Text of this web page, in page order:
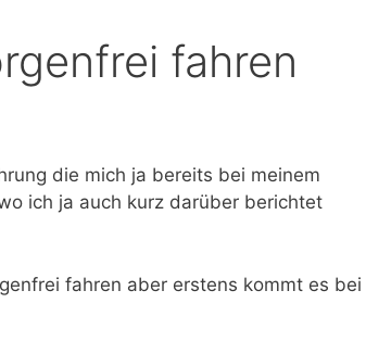
fahren
die mich ja bereits bei meinem
ich ja auch kurz darüber berichtet
fahren aber erstens kommt es bei